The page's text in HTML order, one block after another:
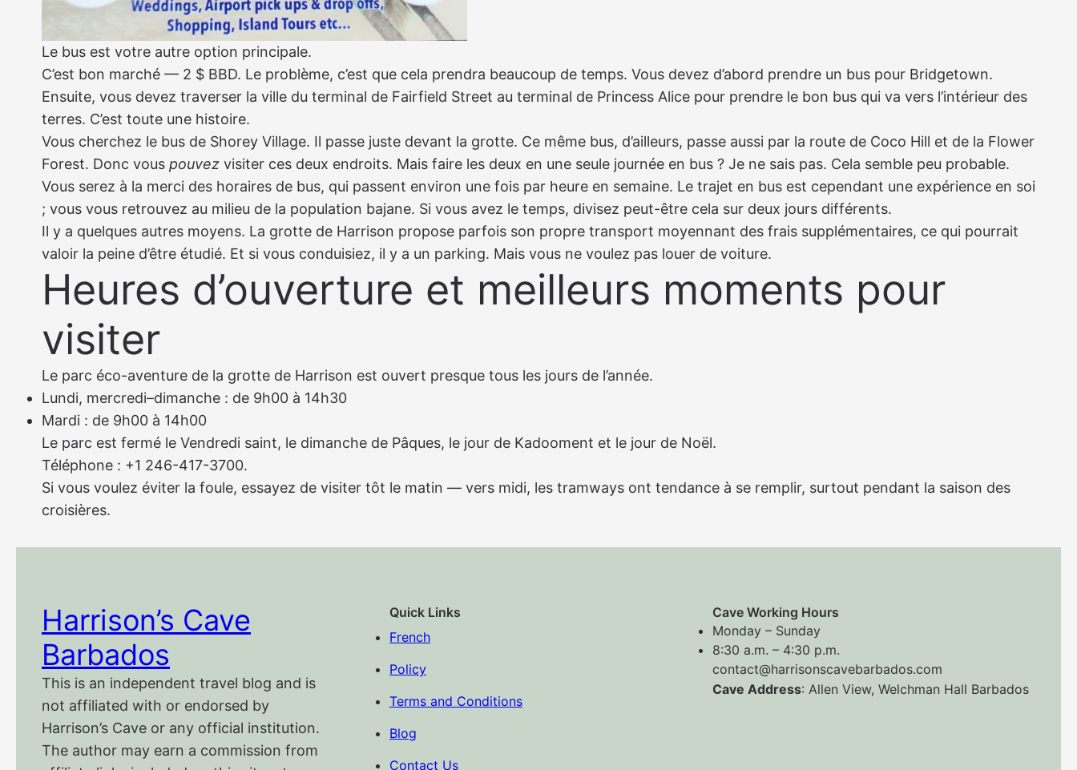
Le bus est votre autre option principale.
C’est bon marché — 2 $ BBD. Le problème, c’est que cela prendra beaucoup de temps. Vous devez d’abord prendre un bus pour Bridgetown.
Ensuite, vous devez traverser la ville du terminal de Fairfield Street au terminal de Princess Alice pour prendre le bon bus qui va vers l’intérieur des
terres. C’est toute une histoire.
Vous cherchez le bus de Shorey Village. Il passe juste devant la grotte. Ce même bus, d’ailleurs, passe aussi par la route de Coco Hill et de la Flower
Forest. Donc vous pouvez visiter ces deux endroits. Mais faire les deux en une seule journée en bus ? Je ne sais pas. Cela semble peu probable.
Vous serez à la merci des horaires de bus, qui passent environ une fois par heure en semaine. Le trajet en bus est cependant une expérience en soi
; vous vous retrouvez au milieu de la population bajane. Si vous avez le temps, divisez peut-être cela sur deux jours différents.
Il y a quelques autres moyens. La grotte de Harrison propose parfois son propre transport moyennant des frais supplémentaires, ce qui pourrait
valoir la peine d’être étudié. Et si vous conduisiez, il y a un parking. Mais vous ne voulez pas louer de voiture.
Heures d’ouverture et meilleurs moments pour
visiter
Le parc éco-aventure de la grotte de Harrison est ouvert presque tous les jours de l’année.
Lundi, mercredi–dimanche : de 9h00 à 14h30
Mardi : de 9h00 à 14h00
Le parc est fermé le Vendredi saint, le dimanche de Pâques, le jour de Kadooment et le jour de Noël.
Téléphone : +1 246-417-3700.
Si vous voulez éviter la foule, essayez de visiter tôt le matin — vers midi, les tramways ont tendance à se remplir, surtout pendant la saison des
croisières.
Harrison’s Cave
Barbados
This is an independent travel blog and is
not affiliated with or endorsed by
Harrison’s Cave or any official institution.
The author may earn a commission from
Quick Links
French
Policy
Terms and Conditions
Blog
Contact Us
Cave Working Hours
Monday – Sunday
8:30 a.m. – 4:30 p.m.
contact@harrisonscavebarbados.com
Cave Address: Allen View, Welchman Hall Barbados